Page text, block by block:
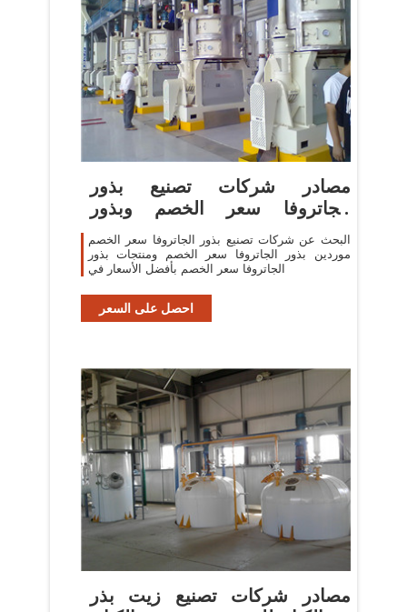
مصادر شركات تصنيع بذور
الجاتروفا سعر الخصم وبذور
الجاتروفا
البحث عن شركات تصنيع بذور الجاتروفا سعر الخصم
موردين بذور الجاتروفا سعر الخصم ومنتجات بذور
الجاتروفا سعر الخصم بأفضل الأسعار في
احصل على السعر
مصادر شركات تصنيع زيت بذر